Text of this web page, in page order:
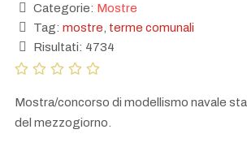
Categorie: Mostre
Tag: mostre terme comunali
Risultati: 4734
Mostra/concorso di modellismo navale
del mezzogiorno.